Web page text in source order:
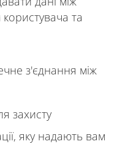
та
з'єднання між
захисту
яку надають вам